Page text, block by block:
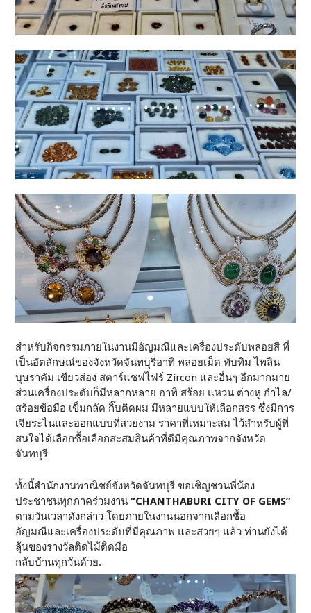
สำหรับกิจกรรมภายในงานมีอัญมณีและเครื่องประดับพลอยสี ที่
เป็นอัตลักษณ์ของจังหวัดจันทบุรีอาทิ พลอยเม็ด ทับทิม ไพลิน
บุษราคัม เขียวส่อง สตาร์แซฟไฟร์ Zircon และอื่นๆ อีกมากมาย
ส่วนเครื่องประดับก็มีหลากหลาย อาทิ สร้อย แหวน ต่างหู กำไล/
สร้อยข้อมือ เข็มกลัด กิ๊บติดผม มีหลายแบบให้เลือกสรร ซึ่งมีการ
เจียระไนและออกแบบที่สวยงาม ราคาที่เหมาะสม ไว้สำหรับผู้ที่
สนใจได้เลือกซื้อเลือกสะสมสินค้าที่ดีมีคุณภาพจากจังหวัด
จันทบุรี
ทั้งนี้สำนักงานพาณิชย์จังหวัดจันทบุรี ขอเชิญชวนพี่น้อง
ประชาชนทุกภาคร่วมงาน“CHANTHABURI CITY OF GEMS”
ตามวันเวลาดังกล่าว โดยภายในงานนอกจากเลือกซื้อ
อัญมณีและเครื่องประดับที่มีคุณภาพ และสวยๆ แล้ว ท่านยังได้
ลุ้นของรางวัลติดไม้ติดมือ
กลับบ้านทุกวันด้วย.